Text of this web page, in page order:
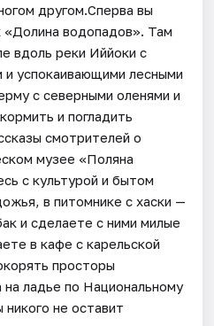
другом.Сперва вы
«Долина водопадов». Там
вдоль реки Иййоки с
успокаивающими лесными
с северными оленями и
и погладить
смотрителей о
музее «Поляна
с культурой и бытом
в питомнике с хаски —
и сделаете с ними милые
в кафе с карельской
просторы
на ладье по Национальному
не оставит